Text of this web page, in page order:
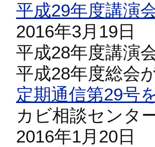
平成29年度講演
2016年3月19日
平成28年度講演
平成28年度総会
定期通信第29号
カビ相談センタ
2016年1月20日